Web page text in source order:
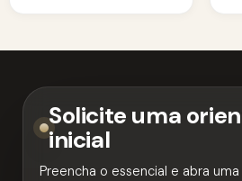
Solicite uma
inicial
Preencha o essencial e abra